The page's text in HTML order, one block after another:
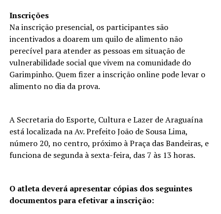
Inscrições
Na inscrição presencial, os participantes são
incentivados a doarem um quilo de alimento não
perecível para atender as pessoas em situação de
vulnerabilidade social que vivem na comunidade do
Garimpinho. Quem fizer a inscrição online pode levar o
alimento no dia da prova.
A Secretaria do Esporte, Cultura e Lazer de Araguaína
está localizada na Av. Prefeito João de Sousa Lima,
número 20, no centro, próximo à Praça das Bandeiras, e
funciona de segunda à sexta-feira, das 7 às 13 horas.
O atleta deverá apresentar cópias dos seguintes
documentos para efetivar a inscrição: